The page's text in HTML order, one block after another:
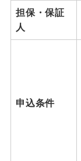
担保・保証
人
申込条件